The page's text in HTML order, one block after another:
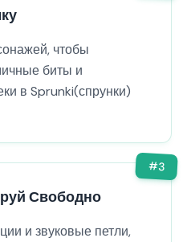
чтобы
биты и
в Sprunki(спрунки)
#3
Свободно
и звуковые петли,